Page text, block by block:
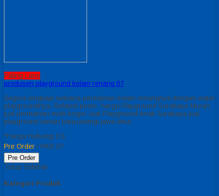
Paling Laris
produsen playground kolam renang 07
Segera lengkapi wahana permainan kolam renangnya dengan water
playgroundnya. Related posts: harga Playground Surabaya Murah
jual permainan multi fungsi Jual Playground Anak Surabaya jual
playground taman banyuwangi jawa timur
*Harga Hubungi CS
Pre Order / PKR 07
Pre Order
Tutup Sidebar
Kategori Produk